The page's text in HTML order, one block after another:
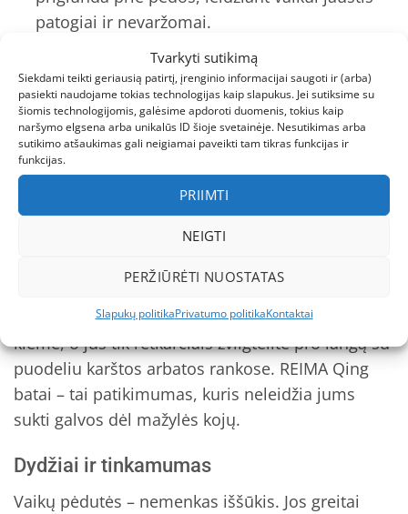
Tvarkyti sutikimą
Siekdami teikti geriausią patirtį, įrenginio informacijai saugoti ir (arba)
pasiekti naudojame tokias technologijas kaip slapukus. Jei sutiksime su
šiomis technologijomis, galėsime apdoroti duomenis, tokius kaip
naršymo elgsena arba unikalūs ID šioje svetainėje. Nesutikimas arba
sutikimo atšaukimas gali neigiamai paveikti tam tikras funkcijas ir
funkcijas.
PRIIMTI
NEIGTI
PERŽIŪRĖTI NUOSTATAS
Slapukų politikaPrivatumo politikaKontaktai
patogiai ir nevaržomai.
medžiagos ir konstrukcija leidžia
vaikui laisvai bėgioti, kartais net nuslysti ant
ledo, bet batai vis tiek atlaiko visas žiemos
išdaigas.
Kokybė ir patikimumas
REIMA – vardas, kurį pažįstame kaip tikrą
žieminių batų ekspertą. Šie batai nėra tik
paprastas žaislas, o rimtas partneris šalčio
bet ir ilgus žiemos mėnesius, kai vaikai bėgioja
kieme, o jūs tik retkarčiais žvilgtelite pro langą su
puodeliu karštos arbatos rankose. REIMA Qing
batai – tai patikimumas, kuris neleidžia jums
sukti galvos dėl mažylės kojų.
Dydžiai ir tinkamumas
Vaikų pėdutės – nemenkas iššūkis. Jos greitai